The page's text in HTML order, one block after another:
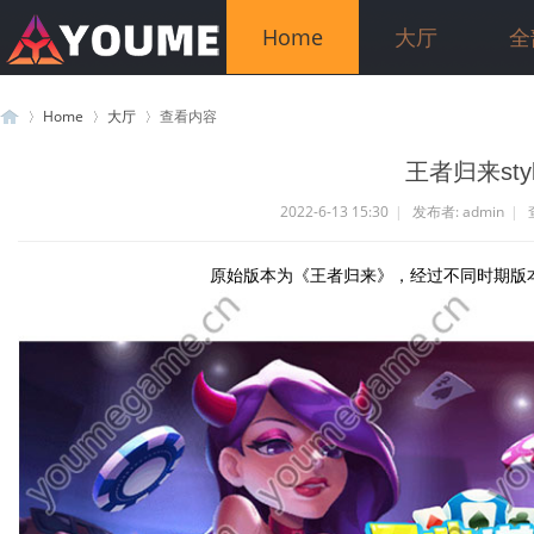
Home 大厅
Home 大厅 查看内容
王者归来
2022-6-13 15:30 | 发布者: admin |
原始版本为《王者归来》，经过不同时期